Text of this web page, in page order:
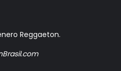
Reggaeton.